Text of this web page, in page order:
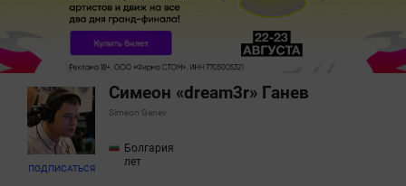
ПОДПИСАТЬСЯ
Симеон «dream3r» Ганев
Simeon Ganev
Болгария
лет